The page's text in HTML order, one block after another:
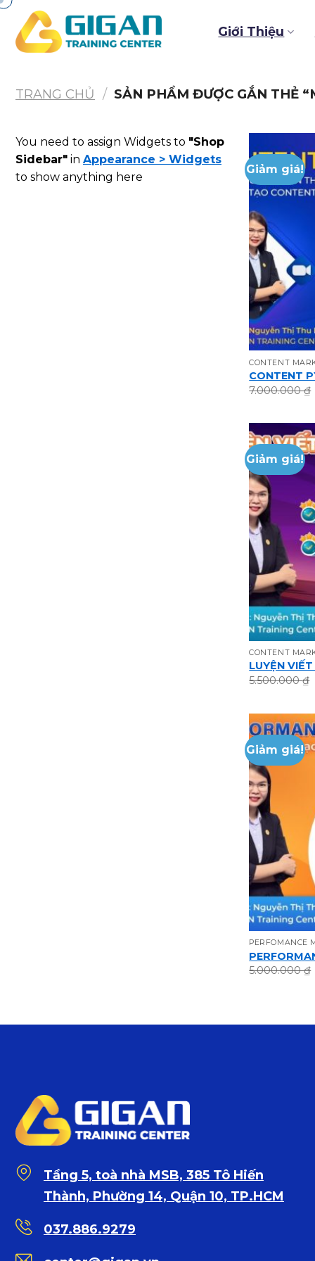
Chuyển
đến
nội
Giới Thiệu
TRANG CHỦ / SẢN PHẨM ĐƯỢC GẮN THẺ
You need to assign Widgets to "Shop
Sidebar" in Appearance > Widgets
to show anything here
Giảm giá!
CONTENT
CONTENT
7.000.000₫
Giảm giá!
CONTENT
LUYỆN
5.500.000₫
Giảm giá!
PERFOMANCE
5.000.000₫
Tầng 5, toà nhà MSB, 385 Tô Hiến
Thành, Phường 14, Quận 10, TP.HCM
037.886.9279